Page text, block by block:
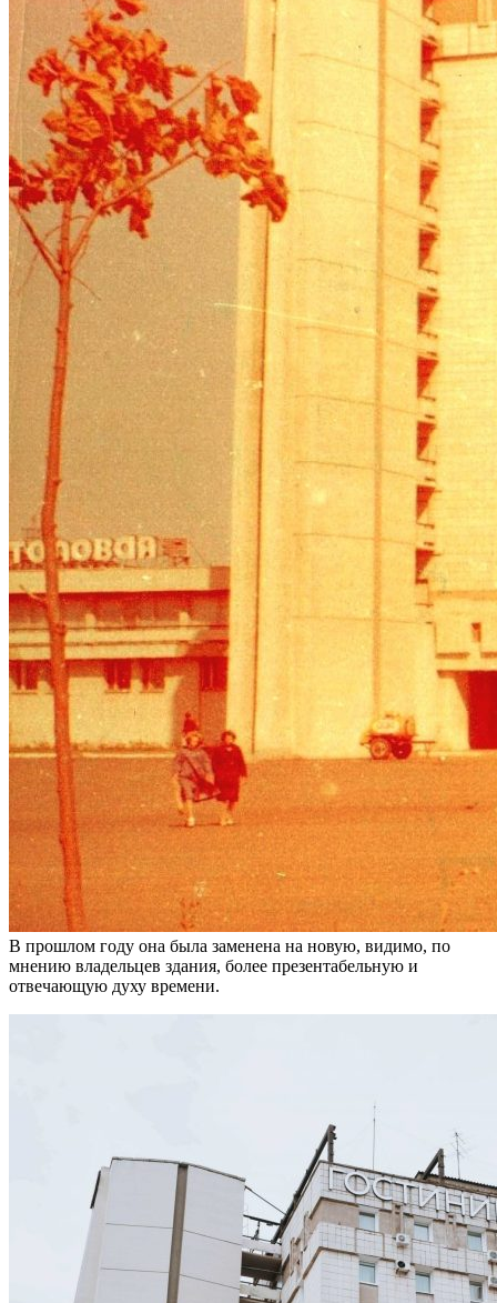
В прошлом году она была заменена на новую, видимо, по
мнению владельцев здания, более презентабельную и
отвечающую духу времени.